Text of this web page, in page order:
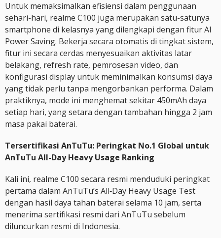
Untuk memaksimalkan efisiensi dalam penggunaan
sehari-hari, realme C100 juga merupakan satu-satunya
smartphone di kelasnya yang dilengkapi dengan fitur AI
Power Saving. Bekerja secara otomatis di tingkat sistem,
fitur ini secara cerdas menyesuaikan aktivitas latar
belakang, refresh rate, pemrosesan video, dan
konfigurasi display untuk meminimalkan konsumsi daya
yang tidak perlu tanpa mengorbankan performa. Dalam
praktiknya, mode ini menghemat sekitar 450mAh daya
setiap hari, yang setara dengan tambahan hingga 2 jam
masa pakai baterai.
Tersertifikasi AnTuTu: Peringkat No.1 Global untuk
AnTuTu All-Day Heavy Usage Ranking
Kali ini, realme C100 secara resmi menduduki peringkat
pertama dalam AnTuTu’s All‑Day Heavy Usage Test
dengan hasil daya tahan baterai selama 10 jam, serta
menerima sertifikasi resmi dari AnTuTu sebelum
diluncurkan resmi di Indonesia.